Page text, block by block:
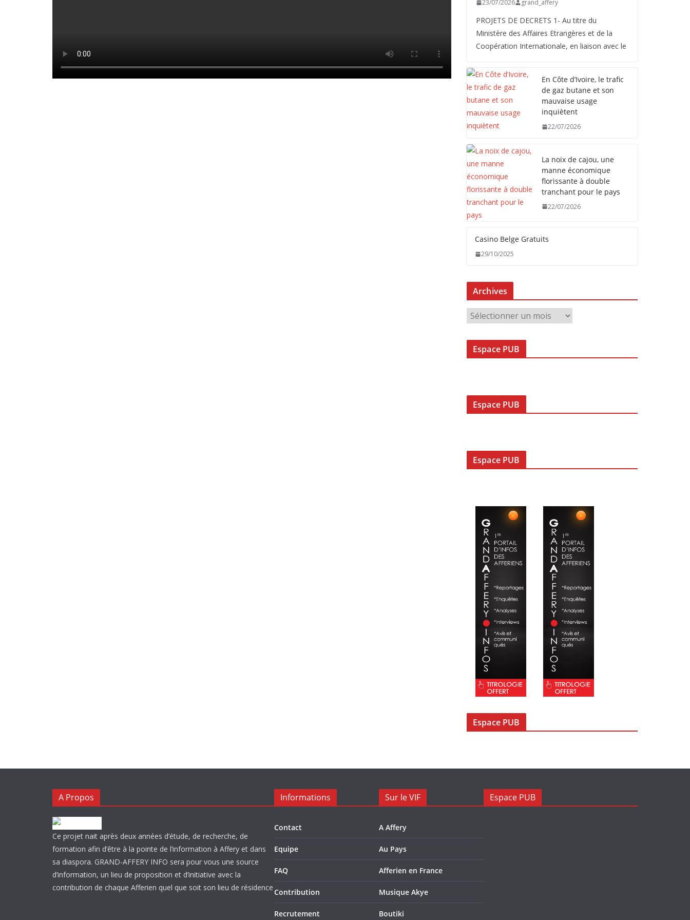
23/07/2026 grand_affery
PROJETS DE DECRETS 1- Au titre du
Ministère des Affaires Etrangères et de la
Coopération Internationale, en liaison avec le
En Côte d’Ivoire, le trafic
de gaz butane et son
mauvaise usage
inquiètent
22/07/2026
La noix de cajou, une
manne économique
florissante à double
tranchant pour le pays
22/07/2026
Casino Belge Gratuits
29/10/2025
Archives
r
c
Espace PUB
Espace PUB
Espace PUB
Espace PUB
A Propos
Ce projet nait après deux années d’étude, de recherche, de
formation afin d’être à la pointe de l’information à Affery et dans
sa diaspora. GRAND-AFFERY INFO sera pour vous une source
d’information, un lieu de proposition et d’initiative avec la
contribution de chaque Afferien quel que soit son lieu de résidence
Informations
Contact
Equipe
FAQ
Contribution
Recrutement
Sur le VIF
A Affery
Au Pays
Afferien en France
Musique Akye
Boutiki
Espace PUB